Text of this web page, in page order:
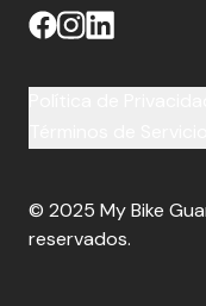
© 2025 My Bike
reservados.